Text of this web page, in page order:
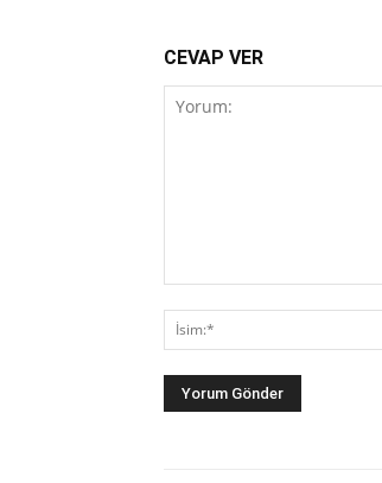
CEVAP VER